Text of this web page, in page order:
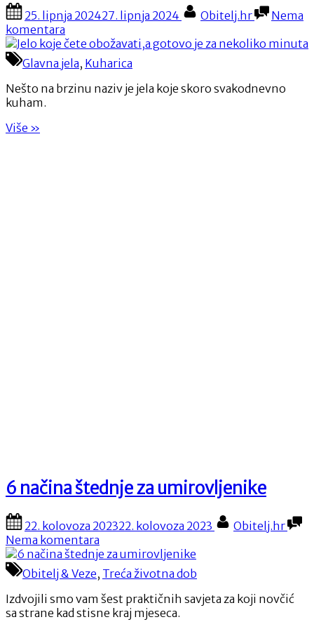
Posted
on
25. lipnja 202427. lipnja 2024 By
Obitelj.hr
Nema
komentara
Jelo
koje
čete
obožavati,a
Glavna jela, Kuharica
Nešto na brzinu naziv je jela koje skoro svakodnevno
kuham.
Više “Jelo
»
6 načina štednje za umirovljenike
Posted
on
22. kolovoza 202322. kolovoza 2023 By
Obitelj.hr
Nema komentara
6
načina
štednje
za
umirovljenike
Obitelj & Veze, Treća životna dob
Izdvojili smo vam šest praktičnih savjeta za koji novčić
sa strane kad stisne kraj mjeseca.